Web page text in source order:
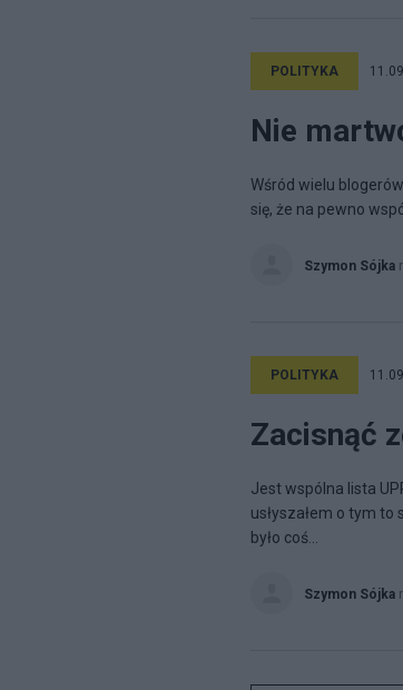
POLITYKA
Nie
Wśród wielu
się, że na pewno
Szymon Sójka
POLITYKA
Zacisnąć
Jest wspólna lista
usłyszałem o tym to
było coś...
Szymon Sójka